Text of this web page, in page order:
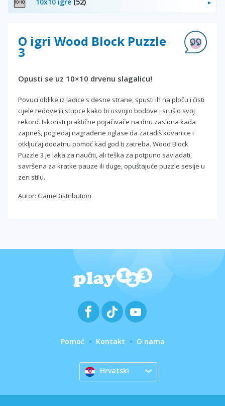
O igri Wood Block Puzzle
3
Opusti se uz 10×10 drvenu slagalicu!
Povuci oblike iz ladice s desne strane, spusti ih na ploču i čisti
cijele redove ili stupce kako bi osvojio bodove i srušio svoj
rekord. Iskoristi praktične pojačivače na dnu zaslona kada
zapneš, pogledaj nagrađene oglase da zaradiš kovanice i
otključaj dodatnu pomoć kad god ti zatreba. Wood Block
Puzzle 3 je laka za naučiti, ali teška za potpuno savladati,
savršena za kratke pauze ili duge, opuštajuće puzzle sesije u
zen stilu.
Autor: GameDistribution
Pomoć Kontakt O nama
Hrvatski